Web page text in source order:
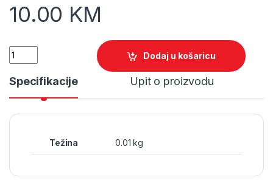
10.00 KM
Quantity
Dodaj u košaricu
Specifikacije Upit o proizvodu
Težina 0.01 kg